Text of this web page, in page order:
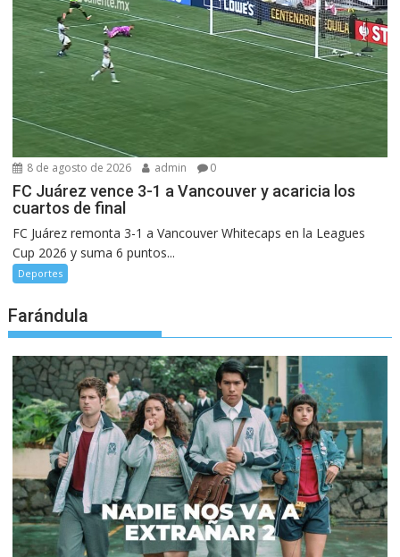
8 de agosto de 2026 admin 0
FC Juárez vence 3-1 a Vancouver y acaricia los
cuartos de final
FC Juárez remonta 3-1 a Vancouver Whitecaps en la Leagues
Cup 2026 y suma 6 puntos...
Deportes
Farándula